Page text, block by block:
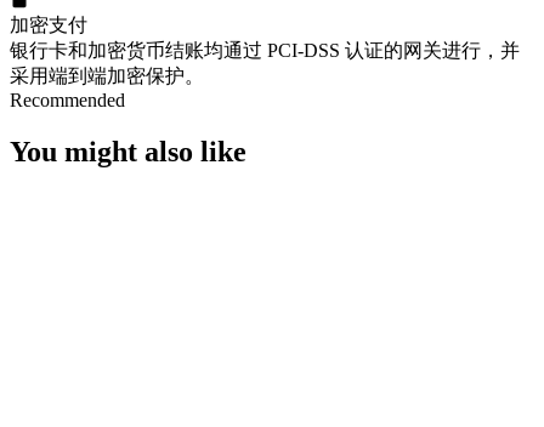
加密支付
银行卡和加密货币结账均通过 PCI-DSS 认证的网关进行，并
采用端到端加密保护。
Recommended
You might also like